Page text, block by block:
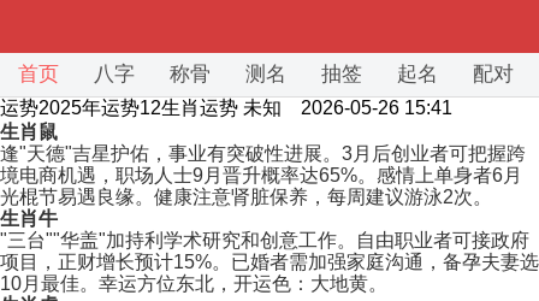
首页 八字 称骨 测名 抽签 起名 配对
运势2025年运势12生肖运势 未知 2026-05-26 15:41
生肖鼠
逢"天德"吉星护佑，事业有突破性进展。3月后创业者可把握跨
境电商机遇，职场人士9月晋升概率达65%。感情上单身者6月
光棍节易遇良缘。健康注意肾脏保养，每周建议游泳2次。
生肖牛
"三台""华盖"加持利学术研究和创意工作。自由职业者可接政府
项目，正财增长预计15%。已婚者需加强家庭沟通，备孕夫妻选
10月最佳。幸运方位东北，开运色：大地黄。